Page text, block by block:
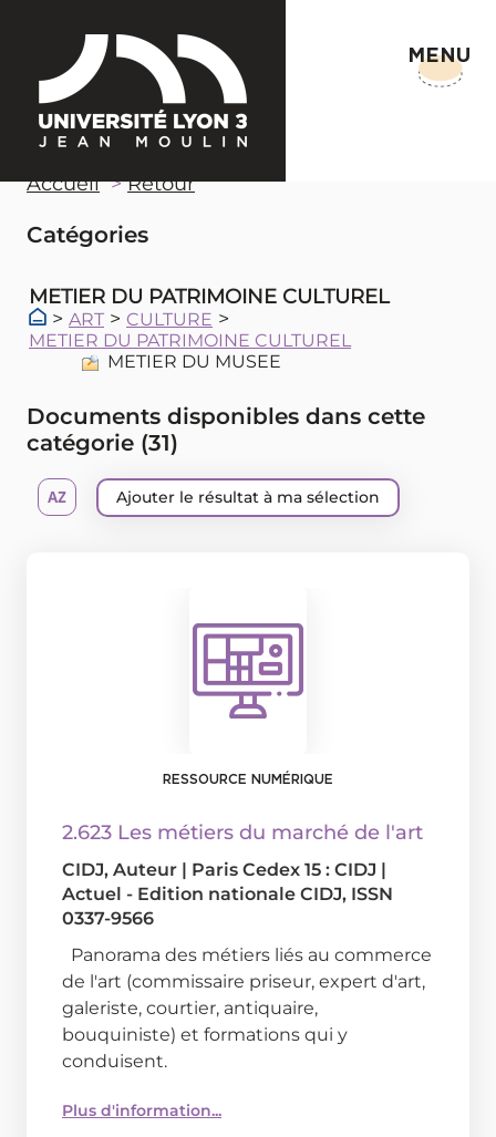
MENU
Accueil Retour
Catégories
> ART > CULTURE >
METIER DU PATRIMOINE CULTUREL
METIER DU MUSEE
METIER DU PATRIMOINE CULTUREL
Documents disponibles dans cette
catégorie (31)
Ajouter le résultat à ma sélection
RESSOURCE NUMÉRIQUE
2.623 Les métiers du marché de l'art
CIDJ, Auteur | Paris Cedex 15 : CIDJ |
Actuel - Edition nationale CIDJ, ISSN
0337-9566
Panorama des métiers liés au commerce
de l'art (commissaire priseur, expert d'art,
galeriste, courtier, antiquaire,
bouquiniste) et formations qui y
conduisent.
Plus d'information...